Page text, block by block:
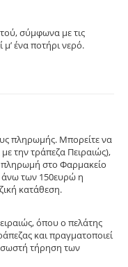
σύμφωνα με τις
ένα ποτήρι νερό.
πληρωμής. Μπορείτε να
την τράπεζα Πειραιώς),
πληρωμή στο Φαρμακείο
άνω των 150ευρώ η
κατάθεση.
όπου ο πελάτης
και πραγματοποιεί
σωστή τήρηση των